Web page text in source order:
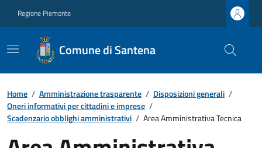
Regione Piemonte
Comune di Santena
Home / Amministrazione trasparente / Disposizioni generali /
Oneri informativi per cittadini e imprese /
Scadenzario obblighi amministrativi / Area Amministrativa Tecnica